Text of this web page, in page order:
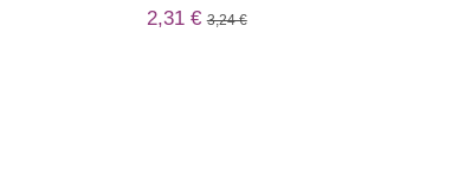
2,31 €3,24 €